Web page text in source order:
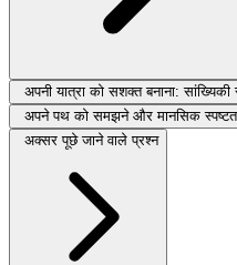
अपनी यात्रा को सशक्त बनाना:
अपने पथ को समझने और मानसिक
अक्सर पूछे जाने वाले प्रश्न